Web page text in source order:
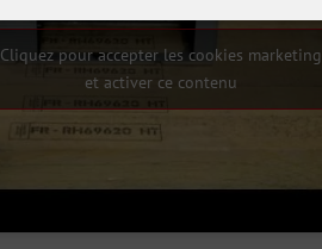
Cliquez pour accepter les cookies marketing
et activer ce contenu